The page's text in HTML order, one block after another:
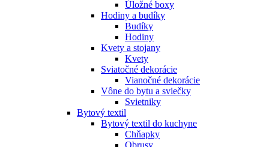
Úložné boxy
Hodiny a budíky
Budíky
Hodiny
Kvety a stojany
Kvety
Sviatočné dekorácie
Vianočné dekorácie
Vône do bytu a sviečky
Svietniky
Bytový textil
Bytový textil do kuchyne
Chňapky
Obrusy